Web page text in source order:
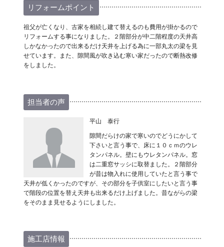
リフォームポイント
祖父が亡くなり、古家を相続し建て替えるのも費用が掛かるので
リフォームする事になりました。２階部分が中二階程度の天井高
しかなかったので出来るだけ天井を上げる為に一部丸太の梁を見
せています。また、隙間風が吹き込む寒い家だったので断熱改修
をしました。
担当者の声
平山 泰行
隙間だらけの家で寒いのでどうにかして
下さいと言う事で、床に１０ｃｍのウレ
タンパネル。壁にもウレタンパネル。窓
は二重窓サッシに取替ました。２階部分
が昔は物入れに使用していたと言う事で
天井が低くかったのですが、その部分を子供室にしたいと言う事
で階段の位置を替え天井も出来るだけ上げました。昔ながらの梁
をそのまま見せるようにしました。
施工店情報